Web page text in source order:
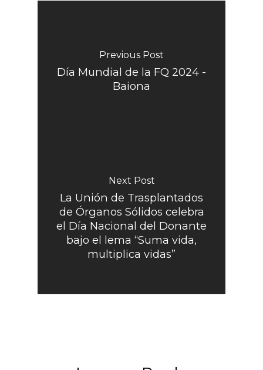
Previous Post
Día Mundial de la FQ 2024 -
Baiona
Next Post
La Unión de Trasplantados
de Órganos Sólidos celebra
el Día Nacional del Donante
bajo el lema “Suma vida,
multiplica vidas”